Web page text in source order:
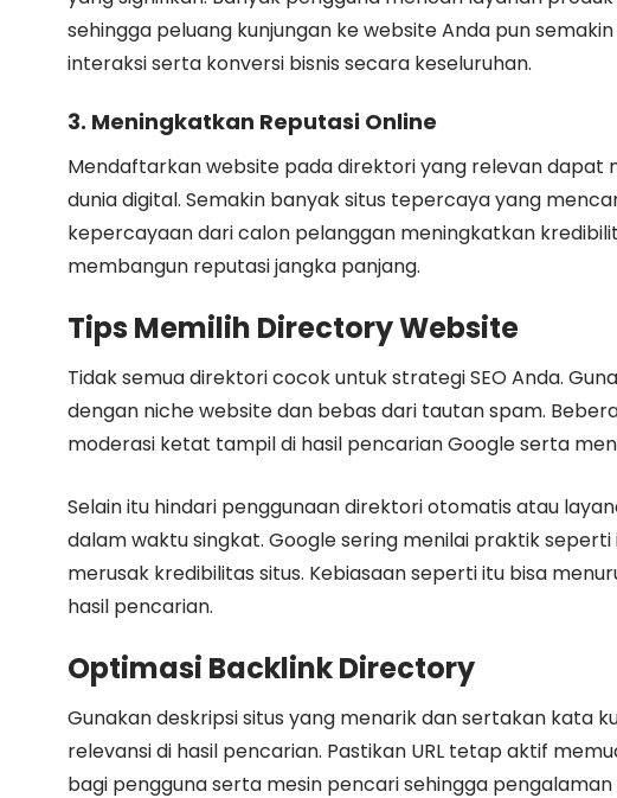
sehingga peluang kunjungan ke website Anda pun
interaksi serta konversi bisnis secara keseluruhan.
3. Meningkatkan Reputasi Online
Mendaftarkan website pada direktori yang relevan dapat
dunia digital. Semakin banyak situs tepercaya yang
kepercayaan dari calon pelanggan meningkatkan
membangun reputasi jangka panjang.
Tips Memilih Directory Website
Tidak semua direktori cocok untuk strategi SEO Anda.
dengan niche website dan bebas dari tautan spam.
moderasi ketat tampil di hasil pencarian Google serta
Selain itu hindari penggunaan direktori otomatis atau
dalam waktu singkat. Google sering menilai praktik
merusak kredibilitas situs. Kebiasaan seperti itu bisa
hasil pencarian.
Optimasi Backlink Directory
Gunakan deskripsi situs yang menarik dan sertakan kata
relevansi di hasil pencarian. Pastikan URL tetap aktif
bagi pengguna serta mesin pencari sehingga